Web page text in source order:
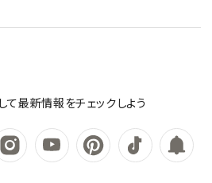
て最新情報をチェックしよう